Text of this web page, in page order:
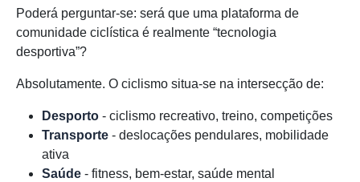
Poderá perguntar-se: será que uma plataforma de
comunidade ciclística é realmente “tecnologia
desportiva”?
Absolutamente. O ciclismo situa-se na intersecção de:
Desporto - ciclismo recreativo, treino, competições
Transporte - deslocações pendulares, mobilidade
ativa
Saúde - fitness, bem-estar, saúde mental